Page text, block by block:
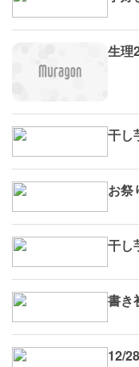
生理
干し
お祭
干し
書き
12/